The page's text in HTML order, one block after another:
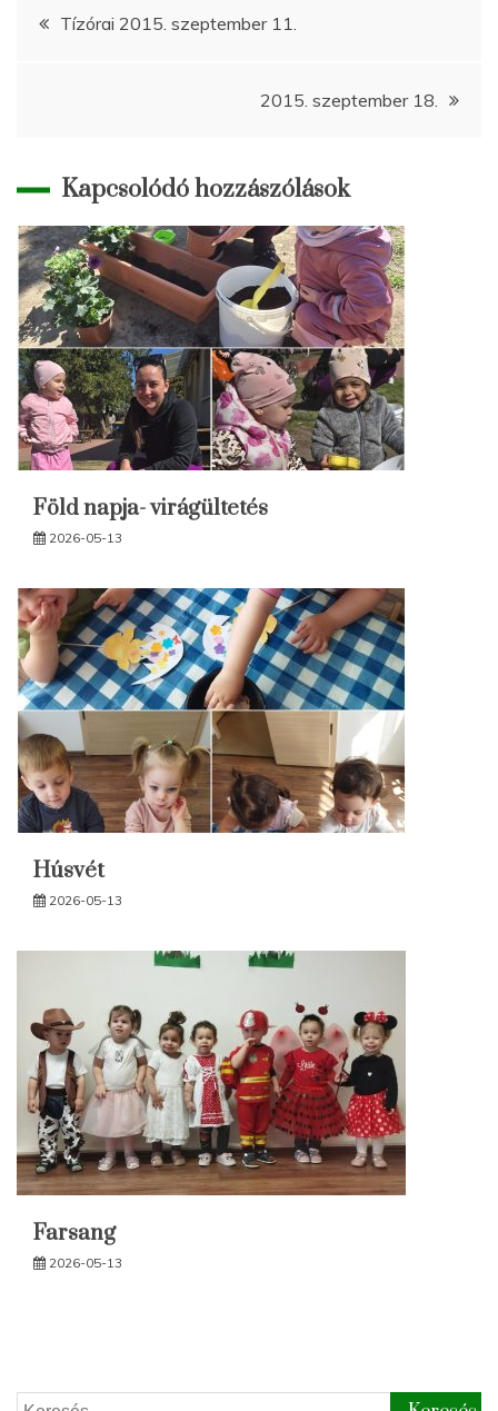
Bejegyzés
Tízórai 2015. szeptember 11.
2015. szeptember 18.
Kapcsolódó hozzászólások
Föld napja- virágültetés
2026-05-13
Húsvét
2026-05-13
Farsang
2026-05-13
Keresés: